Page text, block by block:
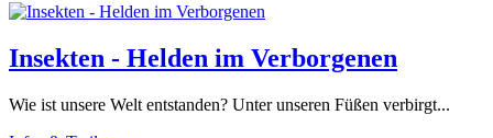
Insekten - Helden im Verborgenen
Wie ist unsere Welt entstanden? Unter unseren Füßen verbirgt...